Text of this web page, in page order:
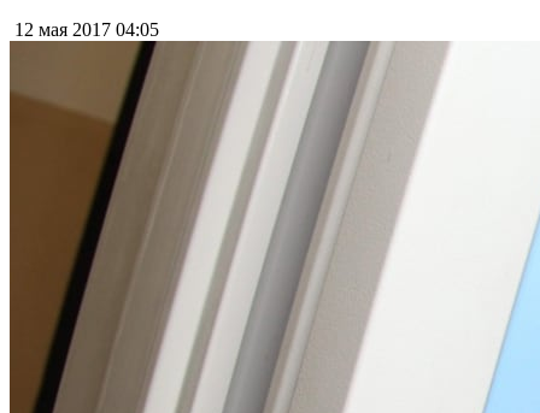
12 мая 2017 04:05